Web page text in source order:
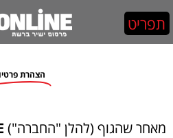
הצהרת
מאחר שהגוף (להלן "החברה")